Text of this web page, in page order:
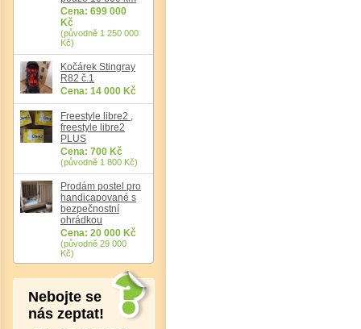
Cena: 699 000
Kč
(původně 1 250 000
Kč)
Kočárek Stingray
R82 č.1
Cena: 14 000 Kč
Freestyle libre2 ,
freestyle libre2
PLUS
Cena: 700 Kč
(původně 1 800 Kč)
Prodám postel pro
handicapované s
bezpečnostní
ohrádkou
Cena: 20 000 Kč
(původně 29 000
Kč)
Nebojte se
nás zeptat!